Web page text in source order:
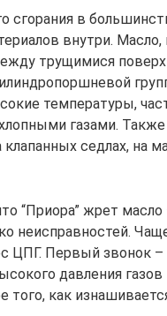
сгорания в
внутри.
трущимися
температуры,
газами.
седлах, на
“Приора” жрет масло
неисправностей.
ЦПГ. Первый звонок
давления газов
как